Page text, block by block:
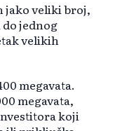
jako veliki broj,
jednog
velikih
megavata.
megavata,
koji